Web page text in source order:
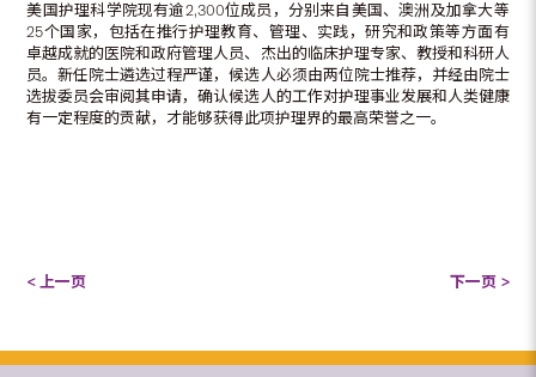
美国护理科学院现有逾2,300位成员，分别来自美国、澳洲及加拿大等
25个国家，包括在推行护理教育、管理、实践，研究和政策等方面有
卓越成就的医院和政府管理人员、杰出的临床护理专家、教授和科研人
员。新任院士遴选过程严谨，候选人必须由两位院士推荐，并经由院士
选拔委员会审阅其申请，确认候选人的工作对护理事业发展和人类健康
有一定程度的贡献，才能够获得此项护理界的最高荣誉之一。
< 上一页 下一页 >